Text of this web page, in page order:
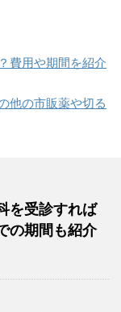
費用や期間を紹介
他の市販薬や切る
を受診すれば
の期間も紹介